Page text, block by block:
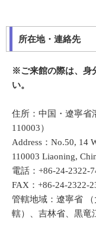
所在地・連絡先
※ご来館の際は、身
い。
住所：中国・遼寧省
110003）
Address：No.50, 14
110003 Liaoning,
電話：+86-24-2322-
FAX：+86-24-2322-
管轄地域：遼寧省
轄）、吉林省、黒竜